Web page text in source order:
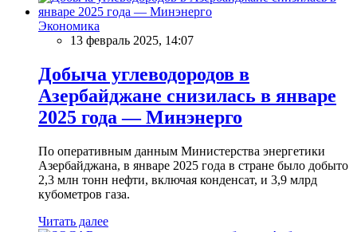
Экономика
13 февраль 2025, 14:07
Добыча углеводородов в
Азербайджане снизилась в январе
2025 года — Минэнерго
По оперативным данным Министерства энергетики
Азербайджана, в январе 2025 года в стране было добыто
2,3 млн тонн нефти, включая конденсат, и 3,9 млрд
кубометров газа.
Читать далее